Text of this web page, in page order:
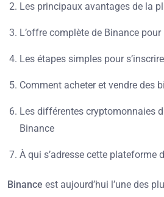
Les principaux avantages de la
L’offre complète de Binance
Les étapes simples pour
Comment acheter et vendre des
Les différentes cryptomonnaies
Binance
À qui s’adresse cette plateforme
Binance est aujourd’hui l’une des